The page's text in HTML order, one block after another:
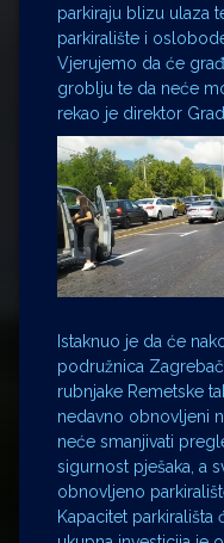
parkiraju blizu ulaza
parkiralište i
Vjerujemo da će
groblju te da neće
rekao je direktor
Istaknuo je da će
podružnica
rubnjake Remetske
nedavno obnovljeni
neće smanjivati
sigurnost pješaka, a
obnovljeno
Kapacitet parkirališta